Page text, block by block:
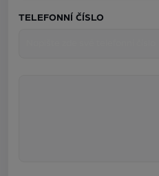
TELEFONNÍ ČÍSLO